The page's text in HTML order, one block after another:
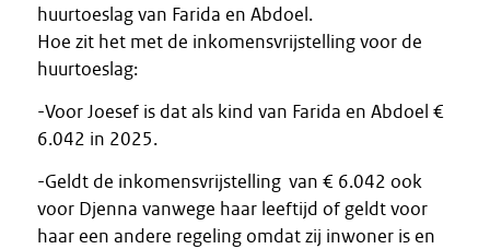
huurtoeslag van Farida en Abdoel.
Hoe zit het met de inkomensvrijstelling voor de
huurtoeslag:
-Voor Joesef is dat als kind van Farida en Abdoel €
6.042 in 2025.
-Geldt de inkomensvrijstelling van € 6.042 ook
voor Djenna vanwege haar leeftijd of geldt voor
haar een andere regeling omdat zij inwoner is en